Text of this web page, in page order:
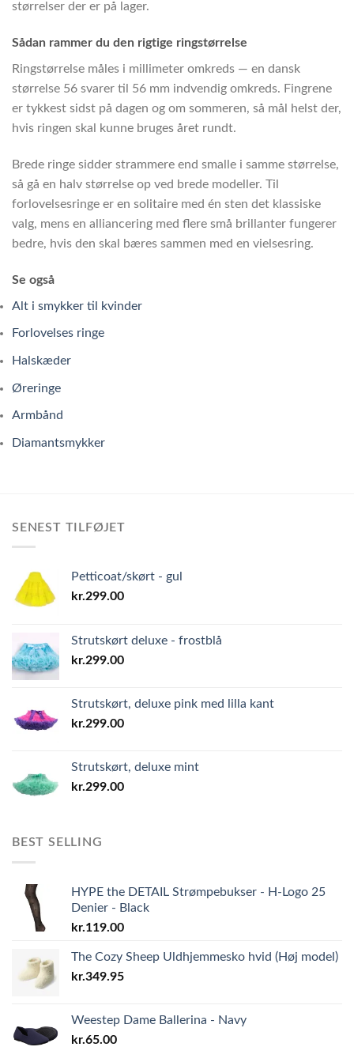
størrelser der er på lager.
Sådan rammer du den rigtige ringstørrelse
Ringstørrelse måles i millimeter omkreds — en dansk
størrelse 56 svarer til 56 mm indvendig omkreds. Fingrene
er tykkest sidst på dagen og om sommeren, så mål helst der,
hvis ringen skal kunne bruges året rundt.
Brede ringe sidder strammere end smalle i samme størrelse,
så gå en halv størrelse op ved brede modeller. Til
forlovelsesringe er en solitaire med én sten det klassiske
valg, mens en alliancering med flere små brillanter fungerer
bedre, hvis den skal bæres sammen med en vielsesring.
Se også
Alt i smykker til kvinder
Forlovelses ringe
Halskæder
Øreringe
Armbånd
Diamantsmykker
SENEST TILFØJET
Petticoat/skørt - gul
kr.299.00
Strutskørt deluxe - frostblå
kr.299.00
Strutskørt, deluxe pink med lilla kant
kr.299.00
Strutskørt, deluxe mint
kr.299.00
BEST SELLING
HYPE the DETAIL Strømpebukser - H-Logo 25
Denier - Black
kr.119.00
The Cozy Sheep Uldhjemmesko hvid (Høj model)
kr.349.95
Weestep Dame Ballerina - Navy
kr.65.00